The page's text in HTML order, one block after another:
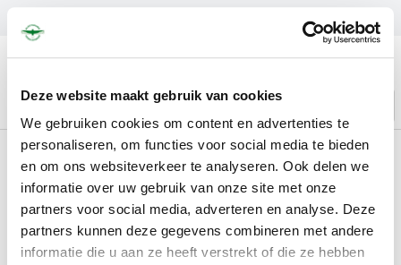
Deze website maakt gebruik van cookies
We gebruiken cookies om content en advertenties te
personaliseren, om functies voor social media te bieden
en om ons websiteverkeer te analyseren. Ook delen we
informatie over uw gebruik van onze site met onze
partners voor social media, adverteren en analyse. Deze
partners kunnen deze gegevens combineren met andere
informatie die u aan ze heeft verstrekt of die ze hebben
CONTACT: +31.73.2032137
Reviews and
references
Home /Reviews and references